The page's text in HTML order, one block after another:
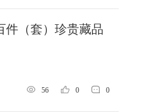
件（套）珍贵藏品
56 0 0